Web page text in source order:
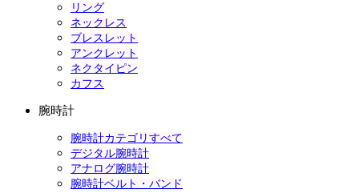
リング
ネックレス
ブレスレット
アンクレット
ネクタイピン
カフス
腕時計
腕時計カテゴリすべて
デジタル腕時計
アナログ腕時計
腕時計ベルト・バンド